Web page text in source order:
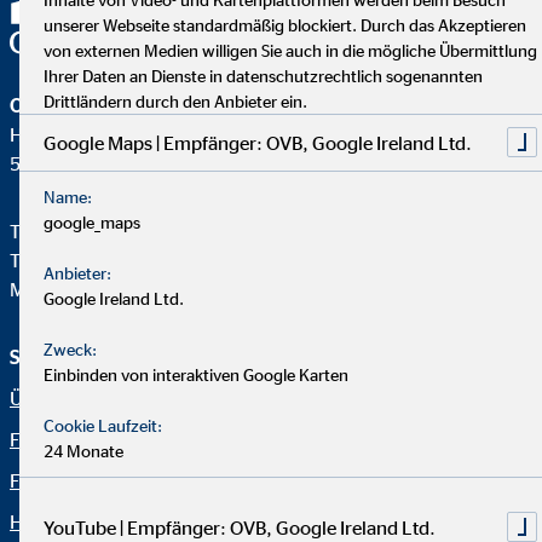
OVB Vermögensberatung AG
Heumarkt 1
50667 Köln
Telefon:+49 221 2015-0
Telefax: +49 221 2015-264
Mail: info@hv.ovb.de
Service und Informationen
Über OVB
Finanzlösungen
Finanzratgeber
Häufige Fragen
Netiquette
OVB Portal
unserer Webseite standardmäßig blockiert. Durch das Akzeptieren
von externen Medien willigen Sie auch in die mögliche Übermittlung
Ihrer Daten an Dienste in datenschutzrechtlich sogenannten
Drittländern durch den Anbieter ein.
Google Maps | Empfänger: OVB, Google Ireland Ltd.
Name:
google_maps
Anbieter:
Google Ireland Ltd.
Zweck:
Einbinden von interaktiven Google Karten
Cookie Laufzeit:
24 Monate
YouTube | Empfänger: OVB, Google Ireland Ltd.